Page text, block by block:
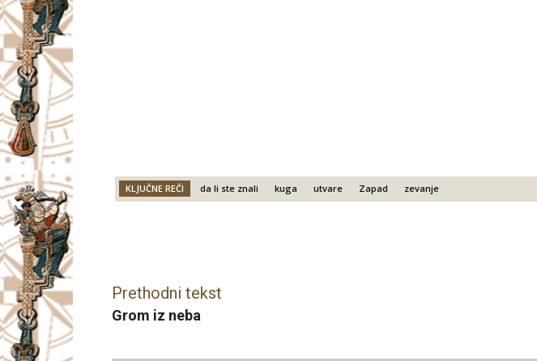
KLJUČNE REČI da li ste znali kuga utvare Zapad zevanje
Prethodni tekst
Grom iz neba